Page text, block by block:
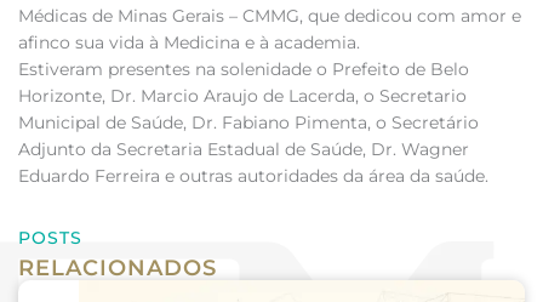
Médicas de Minas Gerais – CMMG, que dedicou com amor e
afinco sua vida à Medicina e à academia.
Estiveram presentes na solenidade o Prefeito de Belo
Horizonte, Dr. Marcio Araujo de Lacerda, o Secretario
Municipal de Saúde, Dr. Fabiano Pimenta, o Secretário
Adjunto da Secretaria Estadual de Saúde, Dr. Wagner
Eduardo Ferreira e outras autoridades da área da saúde.
POSTS
RELACIONADOS